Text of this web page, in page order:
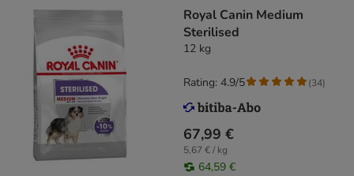
Royal Canin Medium
Sterilised
12 kg
67,99 €
5,67 € / kg
64,59 €
Rating: 4.9/5 (34)